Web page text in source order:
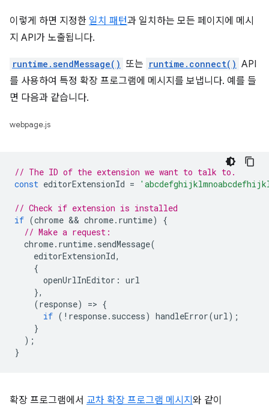
이렇게 하면 지정한 일치 패턴과 일치하는 모든 페이지에 메시
지 API가 노출됩니다.
runtime.sendMessage() 또는 runtime.connect() API
를 사용하여 특정 확장 프로그램에 메시지를 보냅니다. 예를 들
면 다음과 같습니다.
webpage.js
// The ID of the extension we want to talk to.
const editorExtensionId =
// Check if extension is installed
if (chrome && chrome. runtime)
{
// Make a request:
chrome. runtime. sendMessage(
editorExtensionId,
{
openUrlInEditor : url
},
(response) => {
if ( ! response. success) handleError(url);
}
);
}
확장 프로그램에서 교차 확장 프로그램 메시지 와 같이